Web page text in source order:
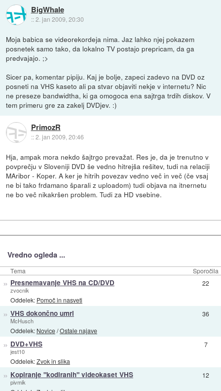
BigWhale
::2. jan 2009, 20:30
Moja babica se videorekordeja nima. Jaz lahko njej pokazem
posnetek samo tako, da lokalno TV postajo prepricam, da ga
predvajajo. ;>
Sicer pa, komentar pipiju. Kaj je bolje, zapeci zadevo na DVD oz
posneti na VHS kaseto ali pa stvar objaviti nekje v internetu? Nic
ne preseze bandwidtha, ki ga omogoca ena sajtrga trdih diskov. V
tem primeru gre za zakelj DVDjev. :)
PrimozR
::2. jan 2009, 20:46
Hja, ampak mora nekdo šajtrgo prevažat. Res je, da je trenutno v
povprečju v Sloveniji DVD še vedno hitrejša rešitev, tudi na relaciji
MAribor - Koper. A ker je hitrih povezav vedno več in več (če vsaj
ne bi tako frdamano šparali z uploadom) tudi objava na itnernetu
ne bo več nikakršen problem. Tudi za HD vsebine.
Vredno ogleda ...
Tema Sporočila
» Presnemavanje VHS na CD/DVD
zvocnik
Oddelek: Pomoč in nasveti
22
» VHS dokončno umrl
McHusch
Oddelek: Novice/Ostale najave
36
» DVD+VHS
jest10
Oddelek:Zvok in slika
7
» Kopiranje "kodiranih" videokaset VHS
pivmik
12